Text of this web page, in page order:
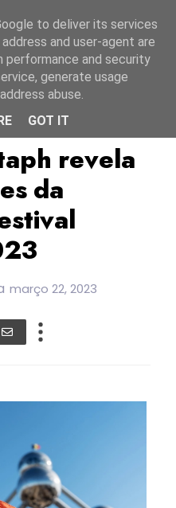
Gustaph
revela
da
março 22, 2023
to deliver its services
and user-agent are
performance and security
generate usage
abuse.
GOT IT